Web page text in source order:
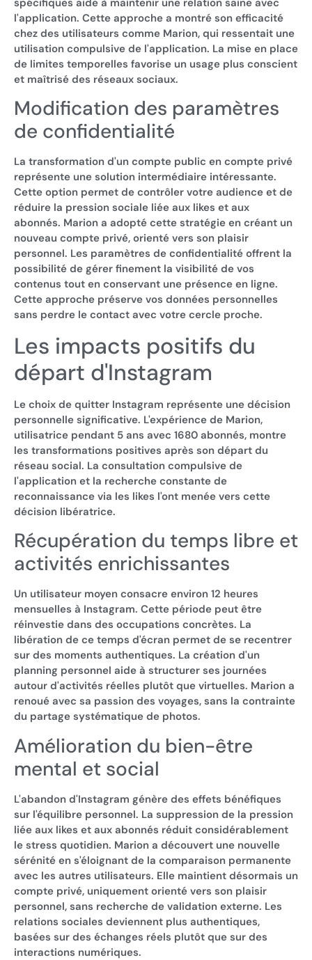
spécifiques aide à maintenir une relation saine avec
l'application. Cette approche a montré son efficacité
chez des utilisateurs comme Marion, qui ressentait une
utilisation compulsive de l'application. La mise en place
de limites temporelles favorise un usage plus conscient
et maîtrisé des réseaux sociaux.
Modification des paramètres
de confidentialité
La transformation d'un compte public en compte privé
représente une solution intermédiaire intéressante.
Cette option permet de contrôler votre audience et de
réduire la pression sociale liée aux likes et aux
abonnés. Marion a adopté cette stratégie en créant un
nouveau compte privé, orienté vers son plaisir
personnel. Les paramètres de confidentialité offrent la
possibilité de gérer finement la visibilité de vos
contenus tout en conservant une présence en ligne.
Cette approche préserve vos données personnelles
sans perdre le contact avec votre cercle proche.
Les impacts positifs du
départ d'Instagram
Le choix de quitter Instagram représente une décision
personnelle significative. L'expérience de Marion,
utilisatrice pendant 5 ans avec 1680 abonnés, montre
les transformations positives après son départ du
réseau social. La consultation compulsive de
l'application et la recherche constante de
reconnaissance via les likes l'ont menée vers cette
décision libératrice.
Récupération du temps libre et
activités enrichissantes
Un utilisateur moyen consacre environ 12 heures
mensuelles à Instagram. Cette période peut être
réinvestie dans des occupations concrètes. La
libération de ce temps d'écran permet de se recentrer
sur des moments authentiques. La création d'un
planning personnel aide à structurer ses journées
autour d'activités réelles plutôt que virtuelles. Marion a
renoué avec sa passion des voyages, sans la contrainte
du partage systématique de photos.
Amélioration du bien-être
mental et social
L'abandon d'Instagram génère des effets bénéfiques
sur l'équilibre personnel. La suppression de la pression
liée aux likes et aux abonnés réduit considérablement
le stress quotidien. Marion a découvert une nouvelle
sérénité en s'éloignant de la comparaison permanente
avec les autres utilisateurs. Elle maintient désormais un
compte privé, uniquement orienté vers son plaisir
personnel, sans recherche de validation externe. Les
relations sociales deviennent plus authentiques,
basées sur des échanges réels plutôt que sur des
interactions numériques.